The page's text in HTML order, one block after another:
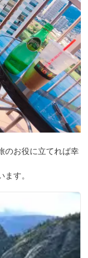
のお役に立てれば幸
す。